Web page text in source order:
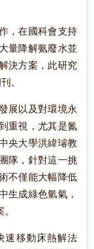
，在國科會支持
量降解氨廢水並
決方案，此研究
。
展以及對環境永
重視，尤其是氮
央大學洪緯璿教
隊，針對這一挑
不僅能大幅降低
生成綠色氫氣，
速移動床熱解法